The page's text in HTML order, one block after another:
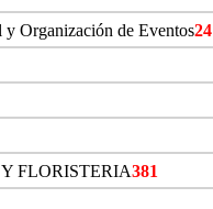
Organización de Eventos24
FLORISTERIA381